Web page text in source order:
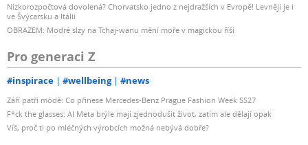
Nízkorozpočtová dovolená? Chorvatsko jedno z nejdražších v Evropě! Levněji je i
ve Švýcarsku a Itálii
OBRAZEM: Modré slzy na Tchaj-wanu mění moře v magickou říši
Pro generaci Z
#inspirace #wellbeing #news
Září patří módě: Co přinese Mercedes-Benz Prague Fashion Week SS27
F*ck the glasses: AI Meta brýle mají zjednodušit život, zatím ale dělají opak
Víš, proč ti po mléčných výrobcích možná nebývá dobře?